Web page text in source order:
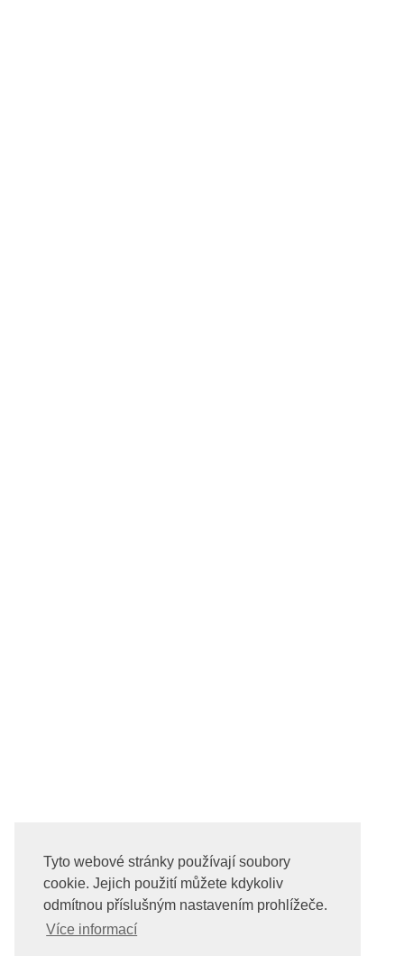
Tyto webové stránky používají soubory
cookie. Jejich použití můžete kdykoliv
odmítnou příslušným nastavením prohlížeče.
Více informací